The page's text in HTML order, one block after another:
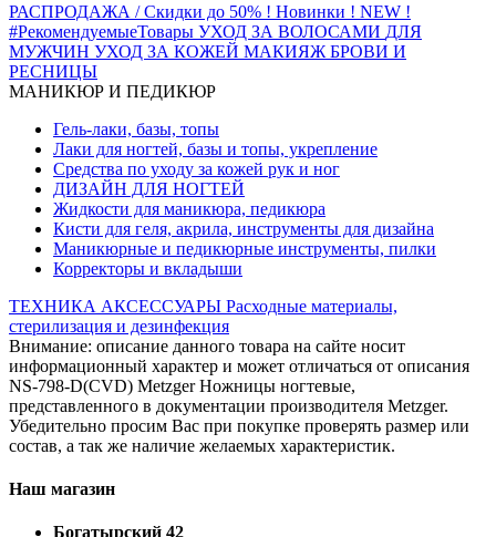
РАСПРОДАЖА / Скидки до 50% ! Новинки ! NEW !
#РекомендуемыеТовары УХОД ЗА ВОЛОСАМИ ДЛЯ
МУЖЧИН УХОД ЗА КОЖЕЙ МАКИЯЖ БРОВИ И
РЕСНИЦЫ
МАНИКЮР И ПЕДИКЮР
Гель-лаки, базы, топы
Лаки для ногтей, базы и топы, укрепление
Средства по уходу за кожей рук и ног
ДИЗАЙН ДЛЯ НОГТЕЙ
Жидкости для маникюра, педикюра
Кисти для геля, акрила, инструменты для дизайна
Маникюрные и педикюрные инструменты, пилки
Корректоры и вкладыши
ТЕХНИКА АКСЕССУАРЫ Расходные материалы,
стерилизация и дезинфекция
Внимание: описание данного товара на сайте носит
информационный характер и может отличаться от описания
NS-798-D(CVD) Metzger Ножницы ногтевые,
представленного в документации производителя Metzger.
Убедительно просим Вас при покупке проверять размер или
состав, а так же наличие желаемых характеристик.
Наш магазин
Богатырский 42